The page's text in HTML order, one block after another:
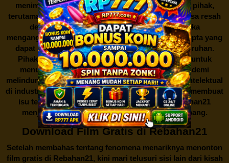
menimbulkan kontroversi di industri film. Banyak pihak,
terutama produsen film dan pemilik hak cipta, merasa resah
dengan maraknya situs-situs seperti ini. Mereka
menganggapnya sebagai bentuk pelanggaran hak cipta yang
dapat merugikan industri perfilman secara keseluruhan.
Pihak berwenang pun turut terlibat dalam upaya untuk
menutup situs-situs ilegal semacam Rebahan21 demi
melindungi keberlangsungan bisnis dan kekayaan intelektual
di industri hiburan. Konflik kepentingan inilah yang membuat
isu tentang menonton film secara gratis diRebahan21
menjadi perbincangan seru yang terus berkembang.
Download Film Gratis di Rebahan21
Setelah membahas tentang fenomena menariknya menonton
film gratis di Rebahan21, kini mari telusuri sisi lain dari kisah